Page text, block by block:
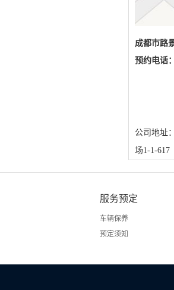
成都市路
预约电话：
公司地址
场1-1-617
服务预定
车辆保养
预定须知